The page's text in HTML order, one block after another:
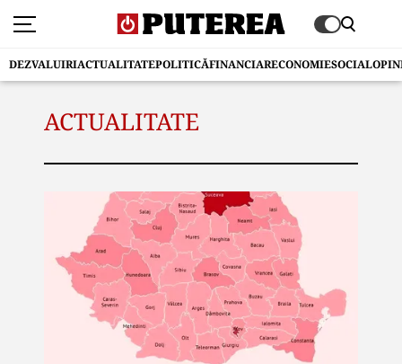
DEZVALUIRIACTUALITATEPOLITICĂFINANCIARECONOMIESOCIAL
ACTUALITATE